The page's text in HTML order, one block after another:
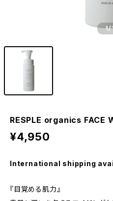
1/
RESPLE organics FACE
¥4,950
International shipping
『目覚める肌力』